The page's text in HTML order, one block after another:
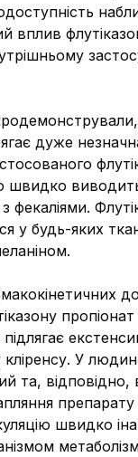
вплив
дуже
швидко
фекаліями.
у будь-яких
кліренсу. У
та, відповідно,
препарату
швидко